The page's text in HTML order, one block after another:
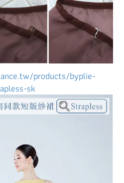
products/byplie-
sk